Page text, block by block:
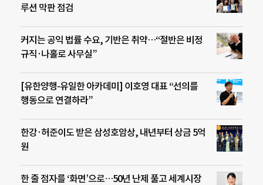
루션 막판 점검
커지는 공익 법률 수요, 기반은 취약…“절반은 비정
규직·나홀로 사무실”
[유한양행-유일한 아카데미] 이호영 대표 “선의를
행동으로 연결하라”
한강·허준이도 받은 삼성호암상, 내년부터 상금 5억
원
한 줄 점자를 ‘화면’으로…50년 난제 풀고 세계시장